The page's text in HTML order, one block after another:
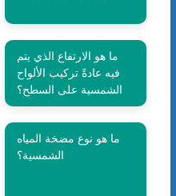
ما هو الارتفاع الذي يتم
فيه عادةً تركيب الألواح
الشمسية على السطح؟
ما هو نوع مضخة المياه
الشمسية؟